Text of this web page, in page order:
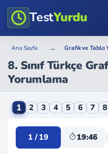
TestYurdu
Ana Sayfa › ... › Grafik ve Tablo
8. Sınıf Türkçe
Yorumlama
8. Sınıf Türkçe Grafik
1 2 3 4 5 6 7 8
1 / 19 19:45